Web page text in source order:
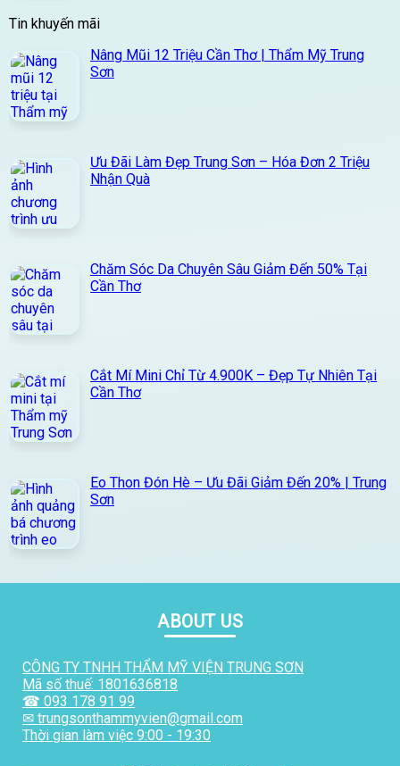
Tin khuyến mãi
Nâng Mũi 12 Triệu Cần Thơ | Thẩm Mỹ Trung
Sơn
Ưu Đãi Làm Đẹp Trung Sơn – Hóa Đơn 2 Triệu
Nhận Quà
Chăm Sóc Da Chuyên Sâu Giảm Đến 50% Tại
Cần Thơ
Cắt Mí Mini Chỉ Từ 4.900K – Đẹp Tự Nhiên Tại
Cần Thơ
Eo Thon Đón Hè – Ưu Đãi Giảm Đến 20% | Trung
Sơn
ABOUT US
CÔNG TY TNHH THẨM MỸ VIỆN TRUNG SƠN
Mã số thuế: 1801636818
☎ 093 178 91 99
✉ trungsonthammyvien@gmail.com
Thời gian làm việc 9:00 - 19:30